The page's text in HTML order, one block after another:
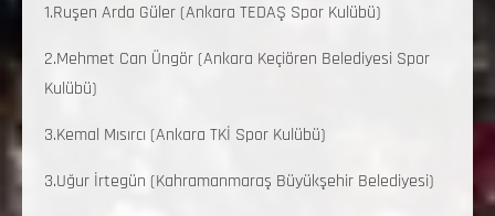
1.Ruşen Arda Güler (Ankara TEDAŞ Spor Kulübü)
2.Mehmet Can Üngör (Ankara Keçiören Belediyesi Spor
Kulübü)
3.Kemal Mısırcı (Ankara TKİ Spor Kulübü)
3.Uğur İrtegün (Kahramanmaraş Büyükşehir Belediyesi)